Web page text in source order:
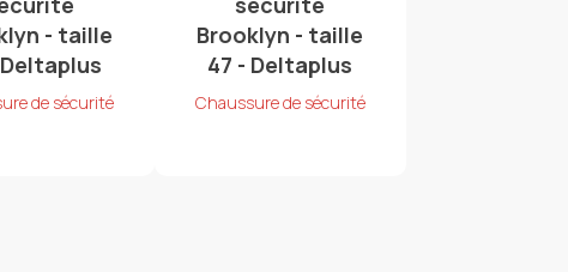
- taille
de sécurité
Brooklyn - taille
47 - Deltaplus
Chaussure de sécurité